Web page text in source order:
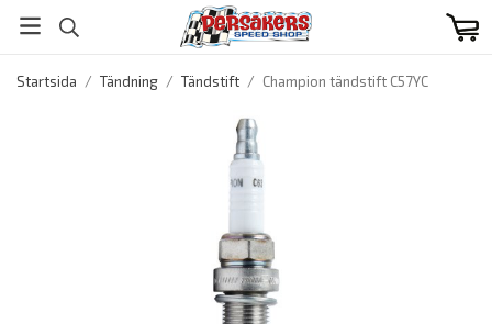
Startsida / Tändning / Tändstift / Champion tändstift C57YC